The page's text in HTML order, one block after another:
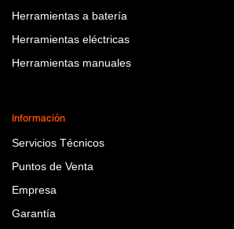
Herramientas a batería
Herramientas eléctricas
Herramientas manuales
Información
Servicios Técnicos
Puntos de Venta
Empresa
Garantía